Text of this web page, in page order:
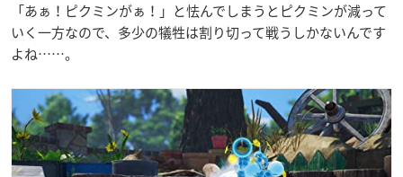
「あぁ！ピクミンがぁ！」と怯んでしまうとピクミンが減って
いく一方なので、多少の犠牲は割り切って戦うしかないんです
よね……。